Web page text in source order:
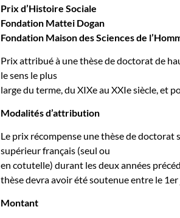
Prix d’Histoire Sociale
Fondation Mattei Dogan
Fondation Maison des Sciences de
Prix attribué à une thèse de doctorat de
le sens le plus
large du terme, du XIXe au XXIe siècle, et
Modalités d’attribution
Le prix récompense une thèse de doctorat
supérieur français (seul ou
en cotutelle) durant les deux années
thèse devra avoir été soutenue entre le
Montant